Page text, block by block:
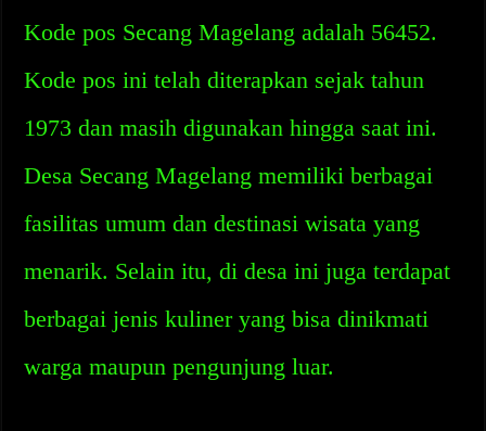
Kode pos Secang Magelang adalah 56452.
Kode pos ini telah diterapkan sejak tahun
1973 dan masih digunakan hingga saat ini.
Desa Secang Magelang memiliki berbagai
fasilitas umum dan destinasi wisata yang
menarik. Selain itu, di desa ini juga terdapat
berbagai jenis kuliner yang bisa dinikmati
warga maupun pengunjung luar.